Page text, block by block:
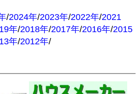
/2024年/2023年/2022年/2021
年/2018年/2017年/2016年/2015
年/2012年/